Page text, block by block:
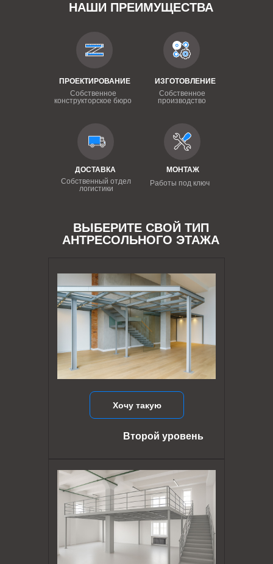
НАШИ ПРЕИМУЩЕСТВА
ПРОЕКТИРОВАНИЕ
Собственное
конструкторское бюро
ИЗГОТОВЛЕНИЕ
Собственное
производство
ДОСТАВКА
Собственный отдел
логистики
МОНТАЖ
Работы под ключ
ВЫБЕРИТЕ СВОЙ ТИП
АНТРЕСОЛЬНОГО ЭТАЖА
Хочу такую
Второй уровень